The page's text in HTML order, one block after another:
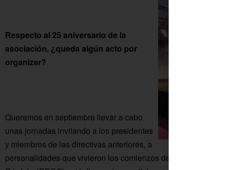
Respecto al 25 aniversario de la
asociación, ¿queda algún acto por
organizar?
Queremos en septiembre llevar a cabo
unas jornadas invitando a los presidentes
y miembros de las directivas anteriores, a
personalidades que vivieron los comienzos del colectivo. La